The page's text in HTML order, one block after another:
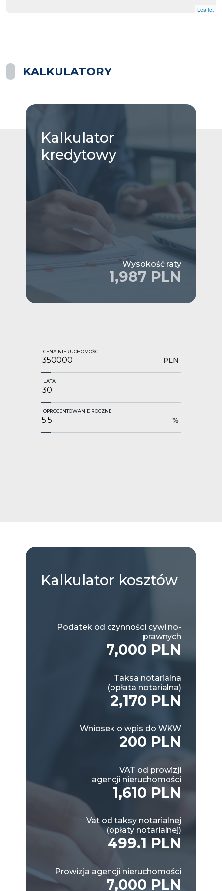
© OpenStreetMap contributors
KALKULATORY
Kalkulator
kredytowy
Wysokość raty
1,987 PLN
CENA NIERUCHOMOŚCI
PLN
LATA
OPROCENTOWANIE ROCZNE
%
Kalkulator kosztów
Podatek od czynności cywilno-
prawnych
7,000 PLN
Taksa notarialna
(opłata notarialna)
2,170 PLN
Wniosek o wpis do WKW
200 PLN
VAT od prowizji
agencji nieruchomości
1,610 PLN
Vat od taksy notarialnej
(opłaty notarialnej)
499.1 PLN
Prowizja agencji nieruchomości
7,000 PLN